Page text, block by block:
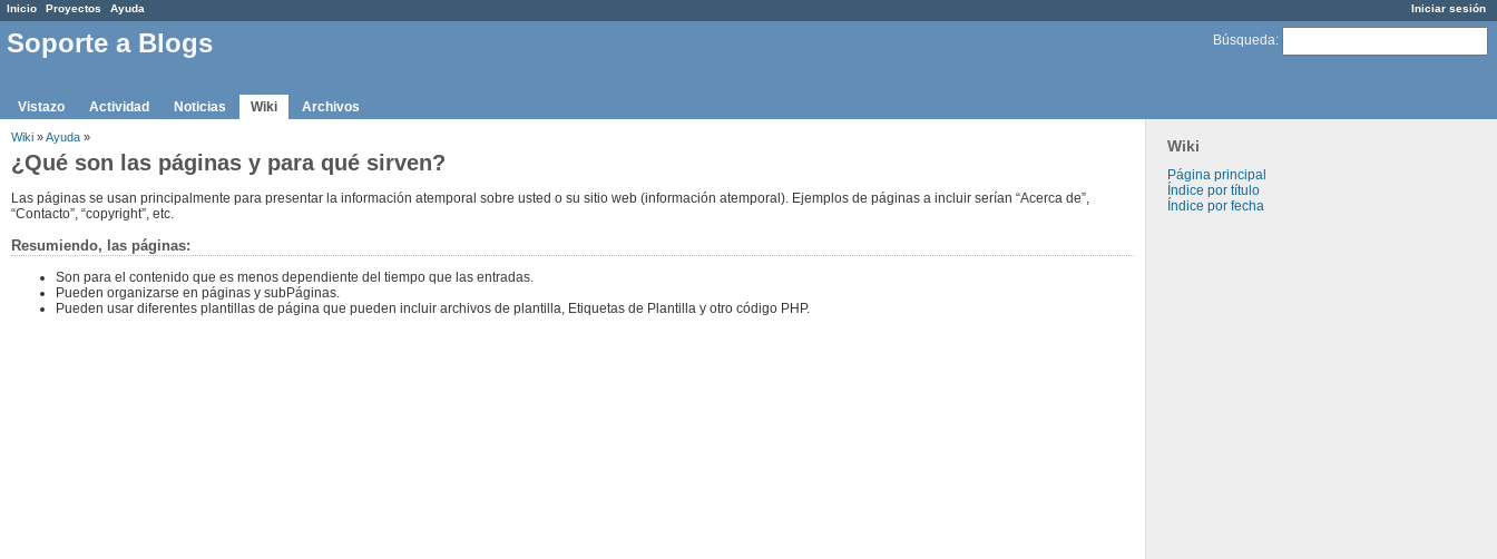
Iniciar sesión
Inicio Proyectos Ayuda
Búsqueda:
Soporte a Blogs
Vistazo Actividad Noticias Wiki Archivos
Wiki
Página principal
Índice por título
Índice por fecha
Wiki »Ayuda »
¿Qué son las páginas y para qué sirven?
Las páginas se usan principalmente para presentar la información atemporal sobre usted o su sitio web (información atemporal). Ejemplos de páginas a incluir serían “Acerca de”,
“Contacto”, “copyright”, etc.
Resumiendo, las páginas:
Son para el contenido que es menos dependiente del tiempo que las entradas.
Pueden organizarse en páginas y subPáginas.
Pueden usar diferentes plantillas de página que pueden incluir archivos de plantilla, Etiquetas de Plantilla y otro código PHP.